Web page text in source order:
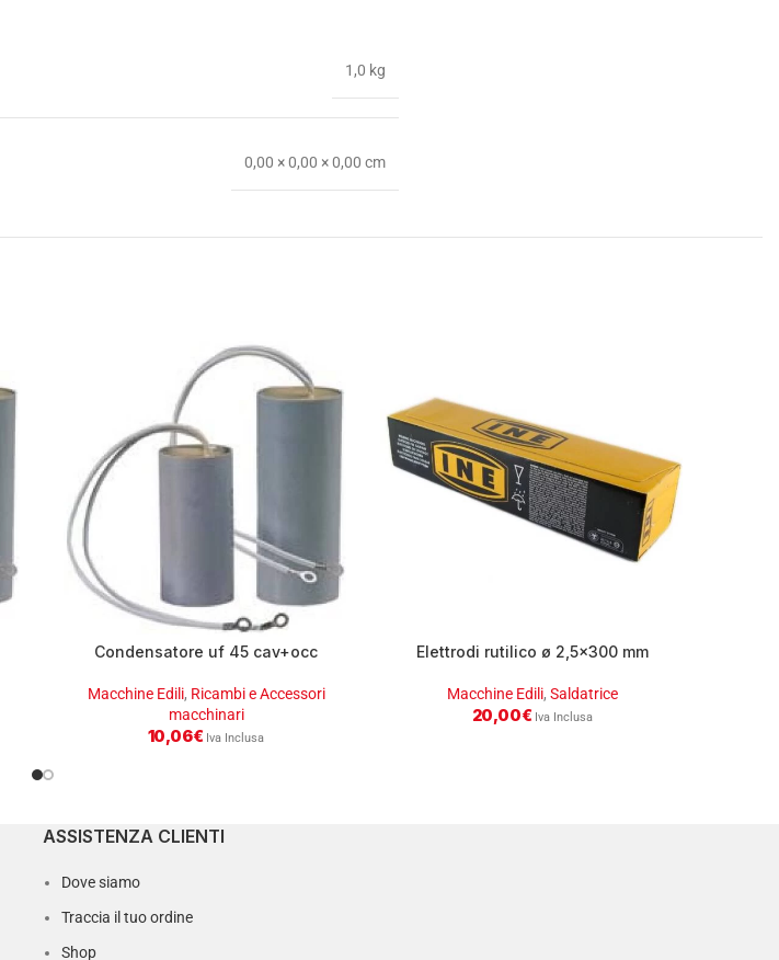
1,0 kg
0,00 × 0,00 × 0,00 cm
Condensatore uf 45 cav+occ
Macchine Edili, Ricambi e Accessori
macchinari
10,06€ Iva Inclusa
Elettrodi rutilico ø 2,5×300 mm
Macchine Edili, Saldatrice
20,00€ Iva Inclusa
ASSISTENZA CLIENTI
Dove siamo
Traccia il tuo ordine
Shop